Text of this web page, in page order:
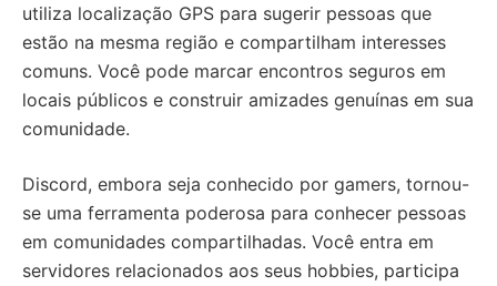
utiliza localização GPS para sugerir pessoas que
estão na mesma região e compartilham interesses
comuns. Você pode marcar encontros seguros em
locais públicos e construir amizades genuínas em sua
comunidade.
Discord, embora seja conhecido por gamers, tornou-
se uma ferramenta poderosa para conhecer pessoas
em comunidades compartilhadas. Você entra em
servidores relacionados aos seus hobbies, participa